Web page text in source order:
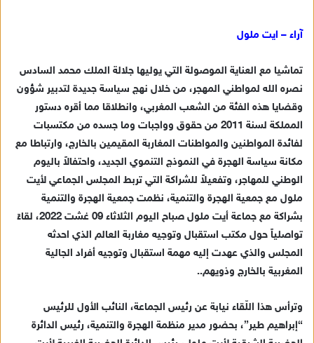
ر
ي
د
إ
ل
ك
ت
ر
و
آراء – ايت ملول
تماشيا مع العناية الموصولة التي يوليها جلالة الملك محمد السادس
نصره الله لمواطني المهجر، من خلال نهج سياسة جديدة لتدبير شؤون
وقضايا هذه الفئة من الشعب المغربي، وانطلاقا مما أقره دستور
المملكة لسنة 2011 من حقوق وواجبات وما جسده من مكتسبات
لفائدة المواطنين والمواطنات المغاربة المقيمين بالخارج، وارتباطا مع
مكانة سياسة الهجرة في النموذج التنموي الجديد، واحتفالاً باليوم
الوطني للمهاجر، وتفعيلاً للشراكة التي تربط المجلس الجماعي لأيت
ملول مع جمعية الهجرة والتنمية، نظمت جمعية الهجرة والتنمية
بشراكة مع جماعة أيت ملول صباح اليوم الثلاثاء 09 غشت 2022، لقاءً
تواصلياً حول مكتب استقبال وتوجيه مغاربة العالم الذي احدثه
المجلس والذي عهدت إليه مهمة استقبال وتوجيه أفراد الجالية
المغربية بالخارج وذويهم..
وترأس هذا اللّقاء نيابة عن رئيس الجماعة، النائب الأول للرئيس
“إبراهيم طير”، بحضور مدير منظمة الهجرة والتنمية، رئيس الدائرة